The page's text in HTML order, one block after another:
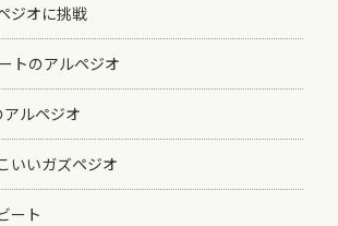
ジオに挑戦
トのアルペジオ
アルペジオ
いいガズペジオ
ート